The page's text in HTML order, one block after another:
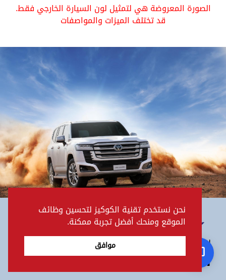
نحن نستخدم تقنية الكوكيز لتحسين وظائف
الموقع ومنحك أفضل تجربة ممكنة.
موافق
الصورة المعروضة هي لتمثيل لون السيارة الخارجي فقط.
قد تختلف الميزات والمواصفات
لاند كروزر الهجينة
المواصفات